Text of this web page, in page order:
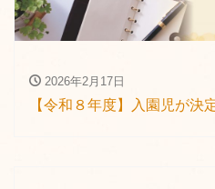
2026年2月17日
【令和８年度】入園児が決